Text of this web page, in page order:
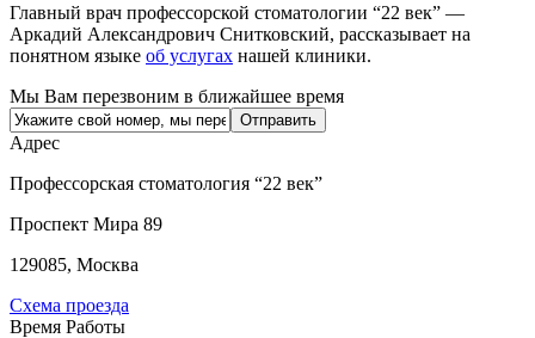
Главный врач профессорской стоматологии “22 век” —
Аркадий Александрович Снитковский, рассказывает на
понятном языке об услугах нашей клиники.
Мы Вам перезвоним в ближайшее время
Адрес
Профессорская стоматология “22 век”
Проспект Мира 89
129085, Москва
Схема проезда
Время Работы